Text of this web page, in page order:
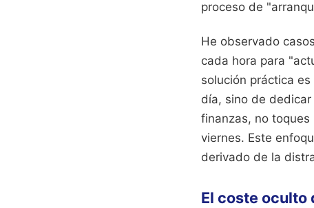
proceso de
He observado
cada hora para
solución práctica
día, sino de
finanzas, no
viernes. Este
derivado de la
El coste oculto